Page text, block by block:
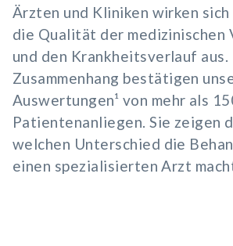
Ärzten und Kliniken wirken sich
die Qualität der medizinischen
und den Krankheitsverlauf aus.
Zusammenhang bestätigen
Auswertungen¹ von mehr als
Patientenanliegen. Sie zeigen
welchen Unterschied die
einen spezialisierten Arzt